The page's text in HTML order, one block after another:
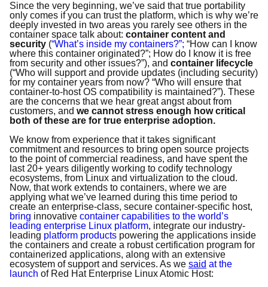
Since the very beginning, we’ve said that true portability
only comes if you can trust the platform, which is why we’re
deeply invested in two areas you rarely see others in the
container space talk about: container content and
security (“What’s inside my containers?”; “How can I know
where this container originated?”; How do I know it is free
from security and other issues?”), and container lifecycle
(“Who will support and provide updates (including security)
for my container years from now? “Who will ensure that
container-to-host OS compatibility is maintained?”). These
are the concerns that we hear great angst about from
customers, and we cannot stress enough how critical
both of these are for true enterprise adoption.
We know from experience that it takes significant
commitment and resources to bring open source projects
to the point of commercial readiness, and have spent the
last 20+ years diligently working to codify technology
ecosystems, from Linux and virtualization to the cloud.
Now, that work extends to containers, where we are
applying what we’ve learned during this time period to
create an enterprise-class, secure container-specific host,
bring innovative container capabilities to the world’s
leading enterprise Linux platform, integrate our industry-
leading platform products powering the applications inside
the containers and create a robust certification program for
containerized applications, along with an extensive
ecosystem of support and services. As we said at the
launch of Red Hat Enterprise Linux Atomic Host: